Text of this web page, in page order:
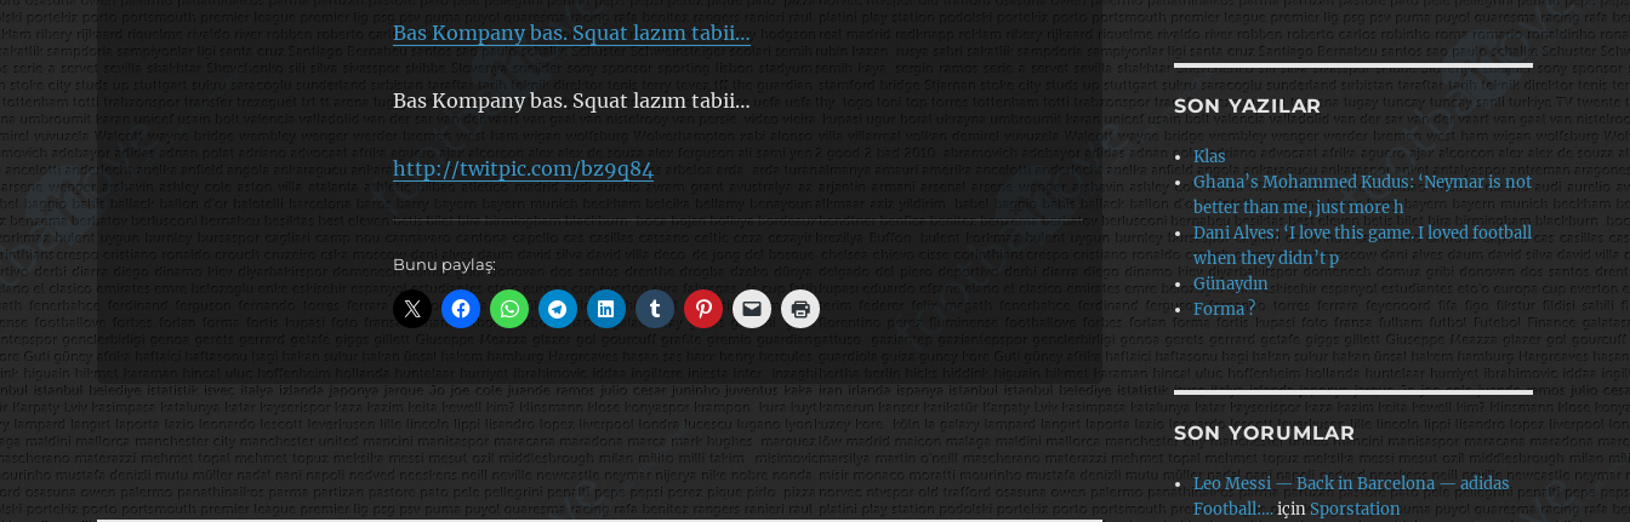
Bas Kompany bas. Squat lazım tabii…
Bas Kompany bas. Squat lazım tabii…
http://twitpic.com/bz9q84
Bunu paylaş:
SON YAZILAR
Klas
Ghana’s Mohammed Kudus: ‘Neymar is not
better than me, just more h
Dani Alves: ‘I love this game. I loved football
when they didn’t p
Günaydın
Forma ?
SON YORUMLAR
Leo Messi — Back in Barcelona — adidas
Football:…içinSporstation